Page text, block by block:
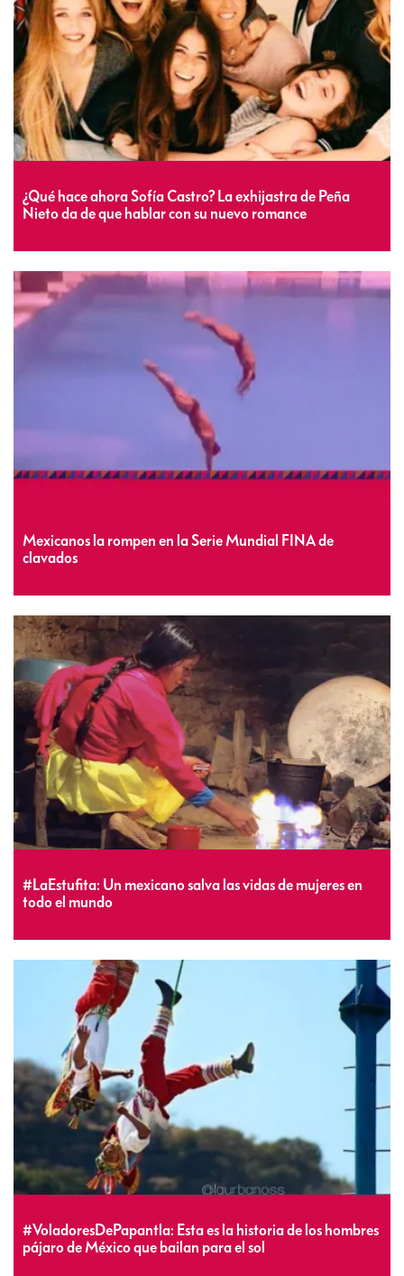
¿Qué hace ahora Sofía Castro? La exhijastra de Peña
Nieto da de que hablar con su nuevo romance
Mexicanos la rompen en la Serie Mundial FINA de
clavados
#LaEstufita: Un mexicano salva las vidas de mujeres en
todo el mundo
#VoladoresDePapantla: Esta es la historia de los hombres
pájaro de México que bailan para el sol